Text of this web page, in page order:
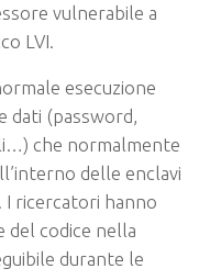
vulnerabile a
LVI.
esecuzione
dati (password,
che normalmente
delle enclavi
I ricercatori hanno
del codice nella
durante le